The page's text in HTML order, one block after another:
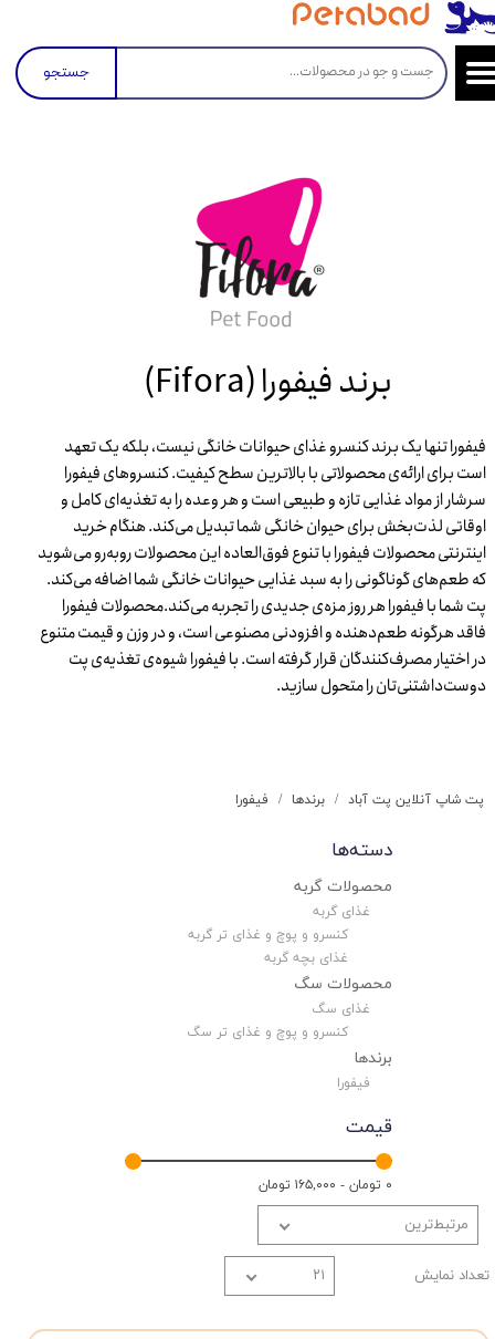
جستجو
فیفورا تنها یک برند کنسرو غذای حیوانات خانگی نیست، بلکه یک تعهد
است برای ارائه‌ی محصولاتی با بالاترین سطح کیفیت. کنسروهای فیفورا
سرشار از مواد غذایی تازه و طبیعی است و هر وعده را به تغذیه‌ای کامل و
اوقاتی لذت‌بخش برای حیوان خانگی شما تبدیل می‌کند. هنگام خرید
اینترنتی محصولات فیفورا با تنوع فوق‌العاده این محصولات روبه‌رو می‌شوید
که طعم‌های گوناگونی را به سبد غذایی حیوانات خانگی شما اضافه می‌کند.
پت شما با فیفورا هر روز مزه‌ی جدیدی را تجربه می‌کند.محصولات فیفورا
فاقد هرگونه طعم‌دهنده و افزودنی مصنوعی است، و در وزن و قیمت متنوع
در اختیار مصرف‌کنندگان قرار گرفته است. با فیفورا شیوه‌ی تغذیه‌ی پت
دوست‌داشتنی‌تان را متحول سازید.
برند فیفورا (Fifora)​​​​​​
پت شاپ آنلاین پت آباد برندها فیفورا
دسته‌ها
محصولات گربه
غذای گربه
کنسرو و پوچ و غذای تر گربه
غذای بچه گربه
محصولات سگ
غذای سگ
کنسرو و پوچ و غذای تر سگ
برندها
فیفورا
قیمت
۰ تومان - ۱۶۵,۰۰۰ تومان
مرتبط‌ترین
تعداد نمایش ۲۱